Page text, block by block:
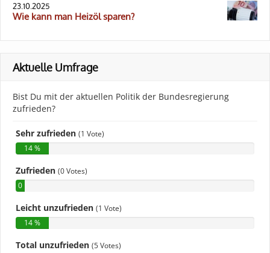
23.10.2025
Wie kann man Heizöl sparen?
Aktuelle Umfrage